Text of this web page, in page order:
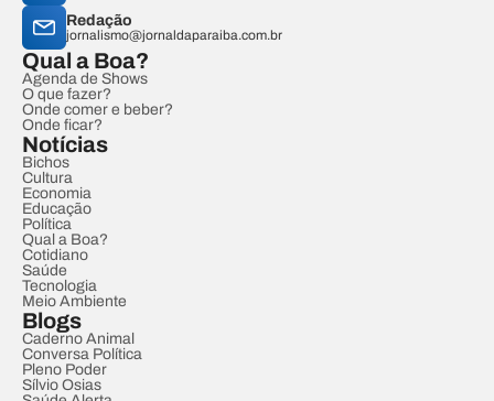
Redação
jornalismo@jornaldaparaiba.com.br
Qual a Boa?
Agenda de Shows
O que fazer?
Onde comer e beber?
Onde ficar?
Notícias
Bichos
Cultura
Economia
Educação
Política
Qual a Boa?
Cotidiano
Saúde
Tecnologia
Meio Ambiente
Blogs
Caderno Animal
Conversa Política
Pleno Poder
Sílvio Osias